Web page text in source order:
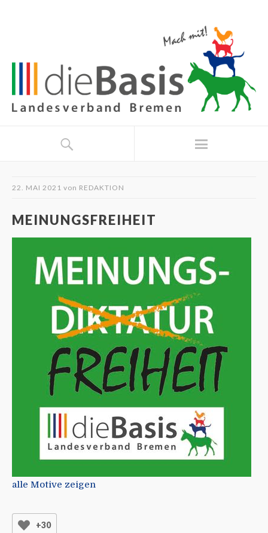
22. MAI 2021 von REDAKTION
MEINUNGSFREIHEIT
alle Motive zeigen
+30